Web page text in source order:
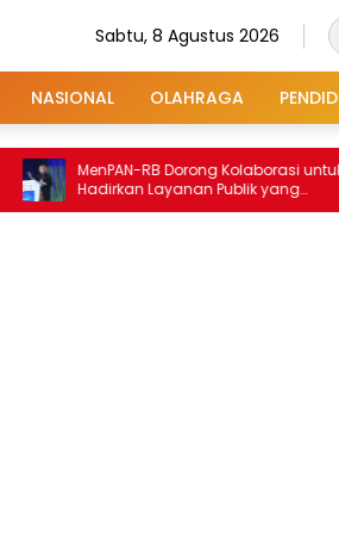
Sabtu, 8 Agustus 2026
NASIONAL OLAHRAGA
MenPAN-RB Dorong Kolaborasi untuk
Hadirkan Layanan Publik yang
Terintegrasi dan Inklusif